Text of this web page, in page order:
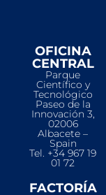
OFICINA
CENTRAL
Parque
Científico y
Tecnológico
Paseo de la
Innovación 3,
02006
Albacete –
Spain
Tel. +34 967 19
01 72
FACTORÍA